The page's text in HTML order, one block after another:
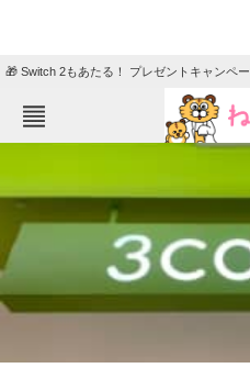
🎁 Switch 2もあたる！ プレゼントキャンペー
エンタメ
住まい